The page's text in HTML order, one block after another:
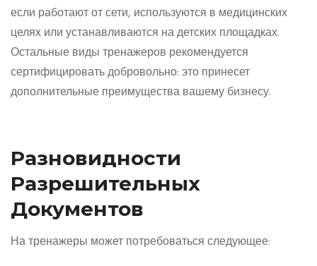
если работают от сети, используются в медицинских
целях или устанавливаются на детских площадках.
Остальные виды тренажеров рекомендуется
сертифицировать добровольно: это принесет
дополнительные преимущества вашему бизнесу.
Разновидности
Разрешительных
Документов
На тренажеры может потребоваться следующее: